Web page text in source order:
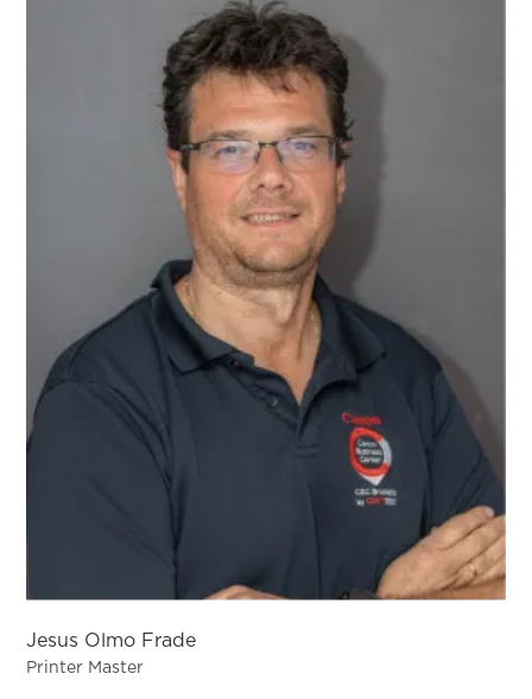
Jesus Olmo Frade
Printer Master